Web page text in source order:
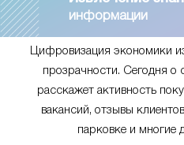
информации
Цифровизация экономики
прозрачности. Сегодня о
расскажет активность
вакансий, отзывы
парковке и многие